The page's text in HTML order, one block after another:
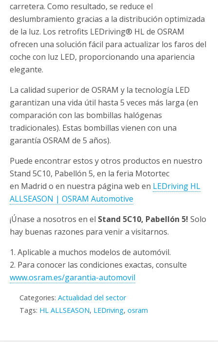
carretera. Como resultado, se reduce el
deslumbramiento gracias a la distribución optimizada
de la luz. Los retrofits LEDriving® HL de OSRAM
ofrecen una solución fácil para actualizar los faros del
coche con luz LED, proporcionando una apariencia
elegante.
La calidad superior de OSRAM y la tecnología LED
garantizan una vida útil hasta 5 veces más larga (en
comparación con las bombillas halógenas
tradicionales). Estas bombillas vienen con una
garantía OSRAM de 5 años).
Puede encontrar estos y otros productos en nuestro
Stand 5C10, Pabellón 5, en la feria Motortec
en Madrid o en nuestra página web en LEDriving HL
ALLSEASON | OSRAM Automotive
¡Únase a nosotros en el Stand 5C10, Pabellón 5! Solo
hay buenas razones para venir a visitarnos.
1. Aplicable a muchos modelos de automóvil.
2. Para conocer las condiciones exactas, consulte
www.osram.es/garantia-automovil
Categories: Actualidad del sector
Tags: HL ALLSEASON, LEDriving, osram